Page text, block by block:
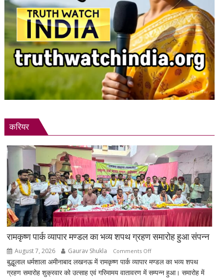
करियर
रामकृष्ण पार्क व्यापार मण्डल का भव्य शपथ ग्रहण समारोह हुआ संपन्न
August 7, 2026 Gaurav Shukla Comments Offon
रामकृष्ण
पार्क
बुद्धूलाल धर्मशाला अमीनाबाद लखनऊ में रामकृष्ण पार्क व्यापार मण्डल का भव्य शपथ
ग्रहण समारोह शुक्रवार को उत्साह एवं गरिमामय वातावरण में सम्पन्न हुआ। समारोह में